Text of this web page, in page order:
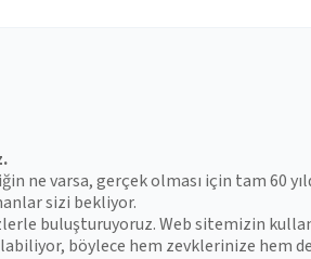
ne varsa, gerçek olması için tam 60
sizi bekliyor.
buluşturuyoruz. Web sitemizin
böylece hem zevklerinize hem